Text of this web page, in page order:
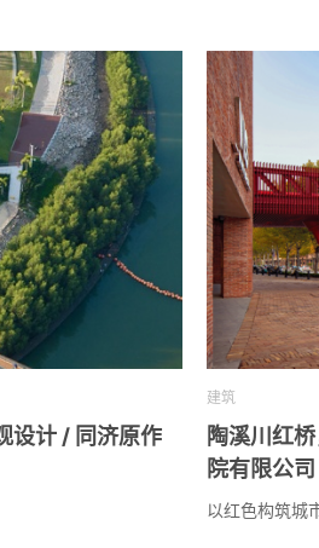
设计 / 同济原作
建筑
陶溪川红
院有限公司
以红色构筑城